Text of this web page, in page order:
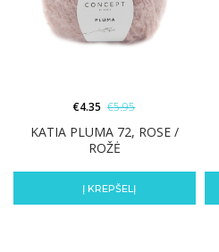
KATIA PLUMA 72, ROSE /
ROŽĖ
€4.35 €5.95
Į KREPŠELĮ